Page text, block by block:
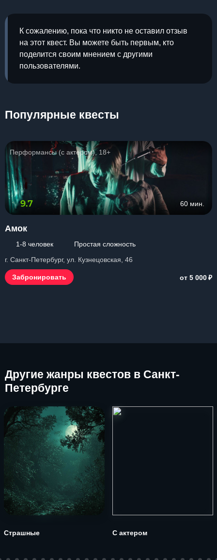
К сожалению, пока что никто не оставил отзыв
на этот квест. Вы можете быть первым, кто
поделится своим мнением с другими
пользователями.
Популярные квесты
Перформансы (с актером), 18+
9.7 60 мин.
Амок
1-8 человек
Простая сложность
г. Санкт-Петербург, ул. Кузнецовская, 46
Забронировать от 5 000₽
Другие жанры квестов в Санкт-
Петербурге
Страшные С актером